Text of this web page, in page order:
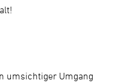
umsichtiger Umgang